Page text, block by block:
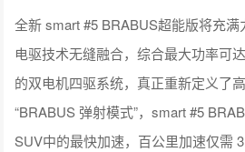
全新 smart #5 BRABUS超能版将充
电驱技术无缝融合，综合最大功率可
的双电机四驱系统，真正重新定义了
“BRABUS 弹射模式”，smart #5
SUV中的最快加速，百公里加速仅需